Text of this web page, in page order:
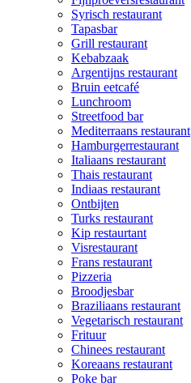
Syrisch restaurant
Tapasbar
Grill restaurant
Kebabzaak
Argentijns restaurant
Bruin eetcafé
Lunchroom
Streetfood bar
Mediterraans restaurant
Hamburgerrestaurant
Italiaans restaurant
Thais restaurant
Indiaas restaurant
Ontbijten
Turks restaurant
Kip restaurtant
Visrestaurant
Frans restaurant
Pizzeria
Broodjesbar
Braziliaans restaurant
Vegetarisch restaurant
Frituur
Chinees restaurant
Koreaans restaurant
Poke bar